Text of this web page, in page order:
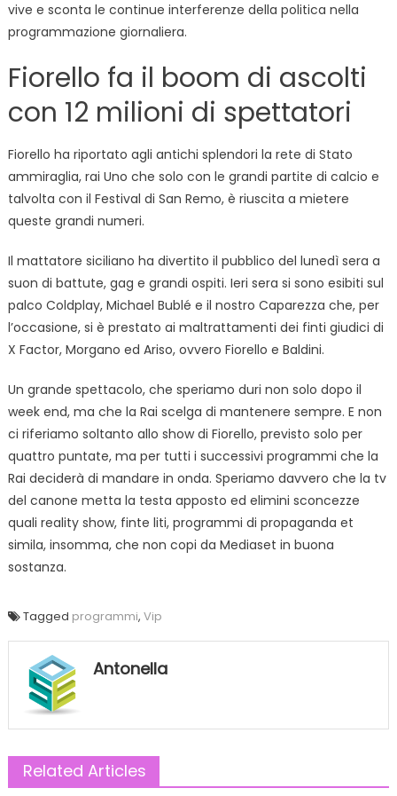
vive e sconta le continue interferenze della politica nella
programmazione giornaliera.
Fiorello fa il boom di ascolti
con 12 milioni di spettatori
Fiorello ha riportato agli antichi splendori la rete di Stato
ammiraglia, rai Uno che solo con le grandi partite di calcio e
talvolta con il Festival di San Remo, è riuscita a mietere
queste grandi numeri.
Il mattatore siciliano ha divertito il pubblico del lunedì sera a
suon di battute, gag e grandi ospiti. Ieri sera si sono esibiti sul
palco Coldplay, Michael Bublé e il nostro Caparezza che, per
l’occasione, si è prestato ai maltrattamenti dei finti giudici di
X Factor, Morgano ed Ariso, ovvero Fiorello e Baldini.
Un grande spettacolo, che speriamo duri non solo dopo il
week end, ma che la Rai scelga di mantenere sempre. E non
ci riferiamo soltanto allo show di Fiorello, previsto solo per
quattro puntate, ma per tutti i successivi programmi che la
Rai deciderà di mandare in onda. Speriamo davvero che la tv
del canone metta la testa apposto ed elimini sconcezze
quali reality show, finte liti, programmi di propaganda et
simila, insomma, che non copi da Mediaset in buona
sostanza.
Tagged programmi, Vip
Antonella
Related Articles